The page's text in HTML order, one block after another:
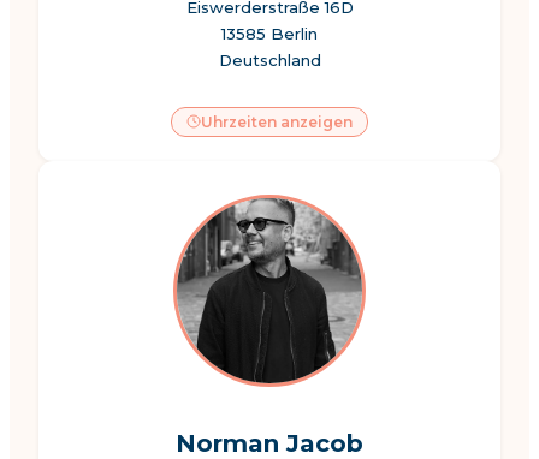
Eiswerderstraße 16D
13585 Berlin
Deutschland
Uhrzeiten anzeigen
Norman Jacob